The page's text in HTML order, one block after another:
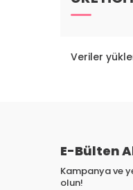
Veriler
E-Bülten
Kampanya ve
olun!